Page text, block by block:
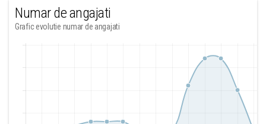
Numar de angajati
Grafic evolutie numar de angajati